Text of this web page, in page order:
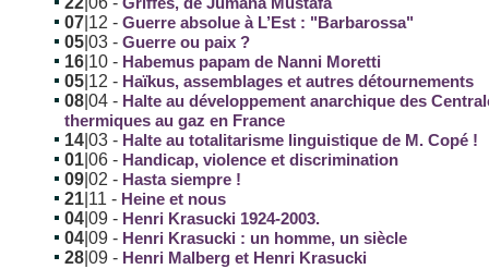
07 |12 -Guerre absolue à L’Est : "Barbarossa"
05 |03 -Guerre ou paix ?
16 |10 - Habemus papam de Nanni Moretti
05 |12 - Haïkus, assemblages et autres détournements
08 |04 - Halte au développement anarchique des
thermiques au gaz en France
14 |03 - Halte au totalitarisme linguistique de M. Copé !
01 |06 - Handicap, violence et discrimination
09 |02 - Hasta siempre !
21 |11 - Heine et nous
04 |09 - Henri Krasucki 1924-2003.
04 |09 - Henri Krasucki : un homme, un siècle
28 |09 - Henri Malberg et Henri Krasucki